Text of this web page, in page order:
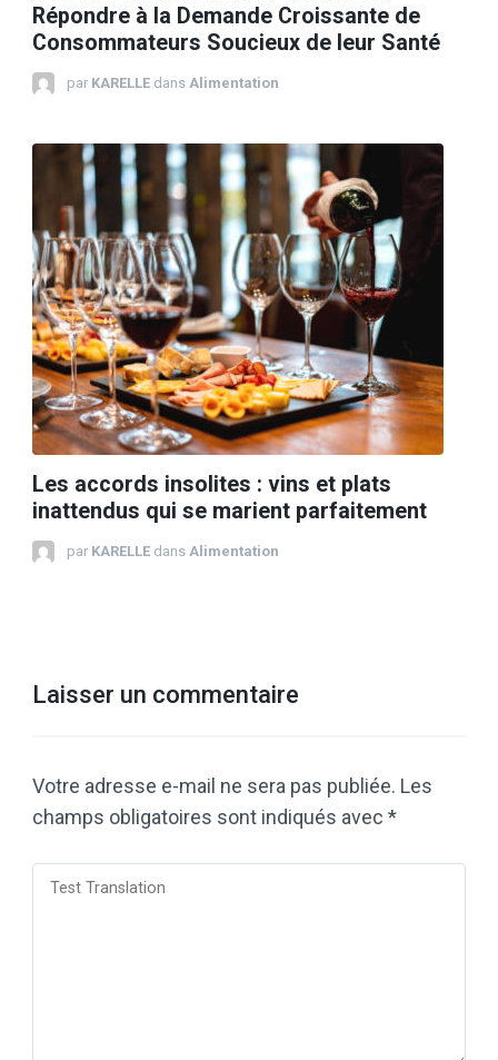
Répondre à la Demande Croissante de
Consommateurs Soucieux de leur Santé
par KARELLE dans Alimentation
Les accords insolites : vins et plats
inattendus qui se marient parfaitement
par KARELLE dans Alimentation
Laisser un commentaire
Votre adresse e-mail ne sera pas publiée. Les
champs obligatoires sont indiqués avec *